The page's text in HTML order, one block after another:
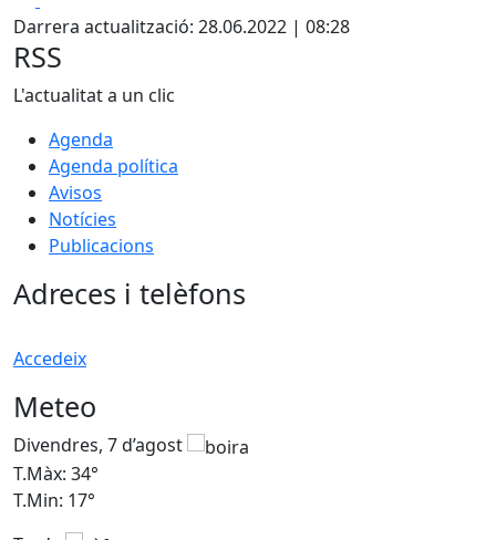
Darrera actualització: 28.06.2022 | 08:28
RSS
L'actualitat a un clic
Agenda
Agenda política
Avisos
Notícies
Publicacions
Adreces i telèfons
Accedeix
Meteo
Divendres, 7 d’agost
T.Màx: 34°
T.Min: 17°